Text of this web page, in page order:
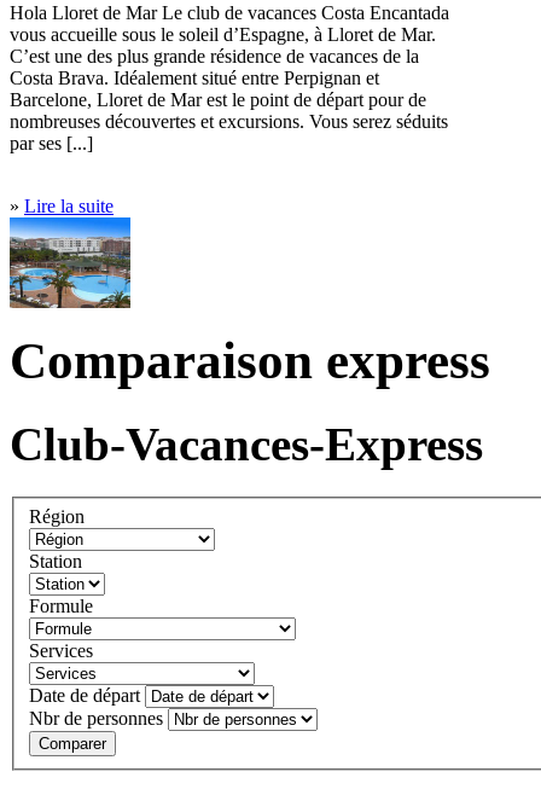
Hola Lloret de Mar Le club de vacances Costa Encantada
vous accueille sous le soleil d’Espagne, à Lloret de Mar.
C’est une des plus grande résidence de vacances de la
Costa Brava. Idéalement situé entre Perpignan et
Barcelone, Lloret de Mar est le point de départ pour de
nombreuses découvertes et excursions. Vous serez séduits
par ses [...]
» Lire la suite
Comparaison express
Club-Vacances-Express
Région
Station
Formule
Services
Date de départ
Nbr de personnes
Comparer